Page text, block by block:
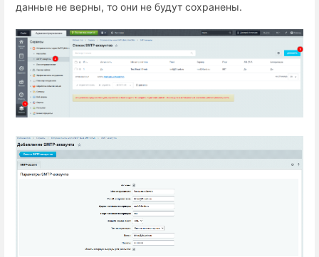
данные не верны, то они не будут сохранены.